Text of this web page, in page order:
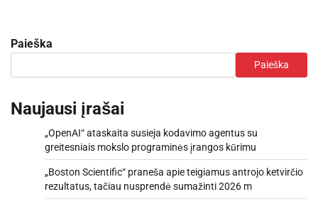
Paieška
Paieška
Naujausi įrašai
„OpenAI“ ataskaita susieja kodavimo agentus su
greitesniais mokslo programinės įrangos kūrimu
„Boston Scientific“ praneša apie teigiamus antrojo ketvirčio
rezultatus, tačiau nusprendė sumažinti 2026 m